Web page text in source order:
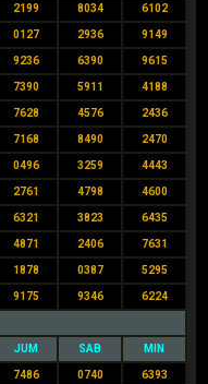
2199 8034 6102
0127 2936 9149
9236 6390 9615
7390 5911 4188
7628 4576 2436
7168 8490 2470
0496 3259 4443
2761 4798 4600
6321 3823 6435
4871 2406 7631
1878 0387 5295
9175 9346 6224
JUM SAB MIN
7486 0740 6393